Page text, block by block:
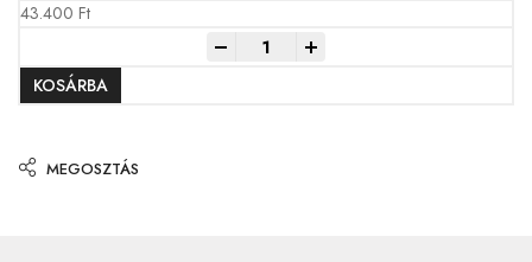
43.400 Ft
KOSÁRBA
MEGOSZTÁS